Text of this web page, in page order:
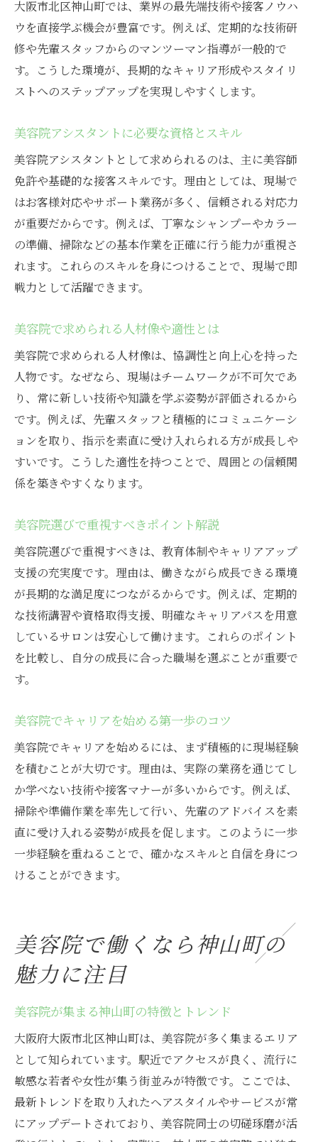
働きやすさで選ぶ美容院アシスタントの条件
美容院アシスタント求人で注目の待遇面
美容院の職場環境がもたらす安心感とは
美容院でのシフトや休日制度の実情紹介
美容院での福利厚生や各種サポート解説
美容院での働きやすさを見極めるポイント
神山町の美容院求人で描くキャリアアップ
美容院求人から広がるキャリア形成の道
美容院でステップアップするための秘訣
美容院アシスタントからの昇給・昇進事例
美容院で将来スタイリストを目指す流れ
美容院での長期的なキャリア支援の実際
美容院アシスタント募集の最新動向を解説
美容院求人の応募状況と今後の傾向解説
美容院アシスタント採用で重視される点
美容院求人で求められる未経験者歓迎条件
美容院求人の面接ポイントと対策を紹介
美容院アシスタント募集で増えるサポート
安心して働ける美容院探しのポイントとは
美容院での職場見学が役立つ理由を解説
美容院アシスタントが安心する環境づくり
美容院の口コミや評判の活用方法紹介
美容院選びで失敗しないチェックリスト
美容院で長く働くための工夫と注意点
美容院で自分らしい働き方を実現する方法
美容院アシスタントで夢を叶えた体験談
美容院で磨く自分だけのスキルと個性
美容院アシスタントが描く未来のビジョン
美容院で出会う仲間との支え合いの大切さ
美容院アシスタントとして輝くキャリア形
成
大阪市北区神山町では、業界の最先端技術や接客ノウハ
ウを直接学ぶ機会が豊富です。例えば、定期的な技術研
修や先輩スタッフからのマンツーマン指導が一般的で
す。こうした環境が、長期的なキャリア形成やスタイリ
ストへのステップアップを実現しやすくします。
美容院アシスタントに必要な資格とスキル
美容院アシスタントとして求められるのは、主に美容師
免許や基礎的な接客スキルです。理由としては、現場で
はお客様対応やサポート業務が多く、信頼される対応力
が重要だからです。例えば、丁寧なシャンプーやカラー
の準備、掃除などの基本作業を正確に行う能力が重視さ
れます。これらのスキルを身につけることで、現場で即
戦力として活躍できます。
美容院で求められる人材像や適性とは
美容院で求められる人材像は、協調性と向上心を持った
人物です。なぜなら、現場はチームワークが不可欠であ
り、常に新しい技術や知識を学ぶ姿勢が評価されるから
です。例えば、先輩スタッフと積極的にコミュニケーシ
ョンを取り、指示を素直に受け入れられる方が成長しや
すいです。こうした適性を持つことで、周囲との信頼関
係を築きやすくなります。
美容院選びで重視すべきポイント解説
美容院選びで重視すべきは、教育体制やキャリアアップ
支援の充実度です。理由は、働きながら成長できる環境
が長期的な満足度につながるからです。例えば、定期的
な技術講習や資格取得支援、明確なキャリアパスを用意
しているサロンは安心して働けます。これらのポイント
を比較し、自分の成長に合った職場を選ぶことが重要で
す。
美容院でキャリアを始める第一歩のコツ
美容院でキャリアを始めるには、まず積極的に現場経験
を積むことが大切です。理由は、実際の業務を通じてし
か学べない技術や接客マナーが多いからです。例えば、
掃除や準備作業を率先して行い、先輩のアドバイスを素
直に受け入れる姿勢が成長を促します。このように一歩
一歩経験を重ねることで、確かなスキルと自信を身につ
けることができます。
美容院で働くなら神山町の
魅力に注目
美容院が集まる神山町の特徴とトレンド
大阪府大阪市北区神山町は、美容院が多く集まるエリア
として知られています。駅近でアクセスが良く、流行に
敏感な若者や女性が集う街並みが特徴です。ここでは、
最新トレンドを取り入れたヘアスタイルやサービスが常
にアップデートされており、美容院同士の切磋琢磨が活